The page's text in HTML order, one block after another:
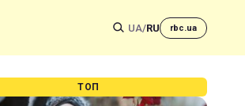
UA/RU rbc.ua
ТОП